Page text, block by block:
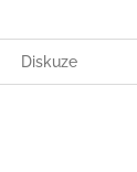
Diskuze